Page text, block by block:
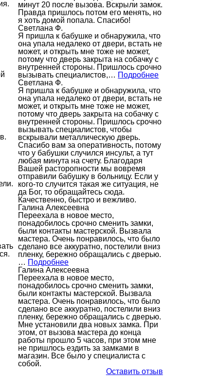
минут 20 после вызова. Вскрыли замок.
Правда пришлось потом его менять, но
я хоть домой попала. Спасибо!
Светлана Ф.
Я пришла к бабушке и обнаружила, что
она упала недалеко от двери, встать не
может, и открыть мне тоже не может,
потому что дверь закрыта на собачку с
внутренней стороны. Пришлось срочно
вызывать специалистов,… Подробнее
Светлана Ф.
Я пришла к бабушке и обнаружила, что
она упала недалеко от двери, встать не
может, и открыть мне тоже не может,
потому что дверь закрыта на собачку с
внутренней стороны. Пришлось срочно
вызывать специалистов, чтобы
вскрывали металлическую дверь.
Спасибо вам за оперативность, потому
что у бабушки случился инсульт, а тут
любая минута на счету. Благодаря
Вашей расторопности мы вовремя
отправили бабушку в больницу. Если у
кого-то случится такая же ситуация, не
да Бог, то обращайтесь сюда.
Качественно, быстро и вежливо.
Галина Алексеевна
Переехала в новое место,
понадобилось срочно сменить замки,
были контакты мастерской. Вызвала
мастера. Очень понравилось, что было
сделано все аккуратно, постелили вниз
пленку, бережно обращались с дверью.
… Подробнее
Галина Алексеевна
Переехала в новое место,
понадобилось срочно сменить замки,
были контакты мастерской. Вызвала
мастера. Очень понравилось, что было
сделано все аккуратно, постелили вниз
пленку, бережно обращались с дверью.
Мне установили два новых замка. При
этом, от вызова мастера до конца
работы прошло 5 часов, при этом мне
не пришлось ездить за замками в
магазин. Все было у специалиста с
собой.
Оставить отзыв